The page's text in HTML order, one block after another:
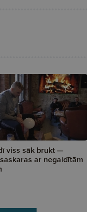
viss sāk brukt —
ar negaidītām